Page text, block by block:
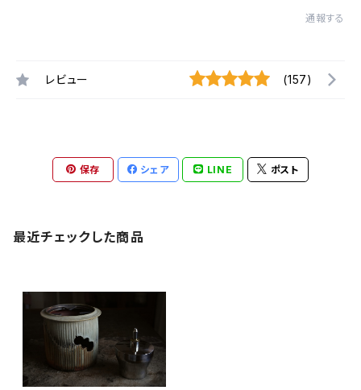
通報する
レビュー (157)
保存 シェア LINE ポスト
最近チェックした商品